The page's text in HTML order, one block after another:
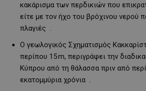
κακάρισμα των περδικιών που
είτε με τον ήχο του βρόχινου νερού
πλαγιές .
Ο γεωλογικός Σχηματισμός
περίπου 15 m, περιγράφει την
Κύπρου από τη θάλασσα πριν από
εκατομμύρια χρόνια .